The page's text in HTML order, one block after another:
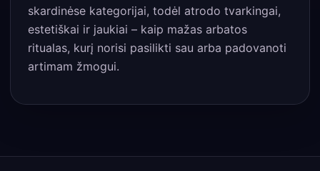
skardinėse kategorijai, todėl atrodo tvarkingai,
estetiškai ir jaukiai – kaip mažas arbatos
ritualas, kurį norisi pasilikti sau arba padovanoti
artimam žmogui.